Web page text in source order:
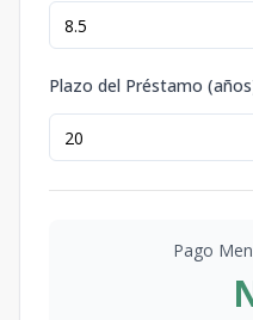
Plazo del Préstamo
Pago